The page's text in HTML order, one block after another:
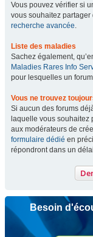
Vous pouvez vérifier si
vous souhaitez
recherche avancée.
Liste des maladies
Sachez également,
Maladies Rares Info
pour lesquelles un
Vous ne trouvez
Si aucun des forums
laquelle vous souhaitez
aux modérateurs de
formulaire dédié en
répondront dans un
Besoin